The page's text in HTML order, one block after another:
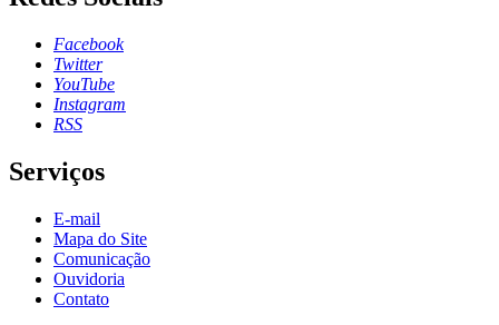
Facebook
Twitter
YouTube
Instagram
RSS
Serviços
E-mail
Mapa do Site
Comunicação
Ouvidoria
Contato